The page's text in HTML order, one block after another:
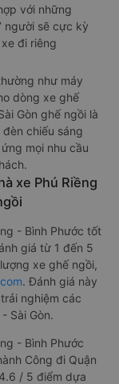
với những
người sẽ cực kỳ
đi riêng
như máy
dòng xe ghế
Gòn ghế ngồi là
chiếu sáng
mọi nhu cầu
xe Phú Riềng
- Bình Phước tốt
giá từ 1 đến 5
xe ghế ngồi,
. Đánh giá này
nghiệm các
Sài Gòn.
- Bình Phước
Công đi Quận
/ 5 điểm dựa